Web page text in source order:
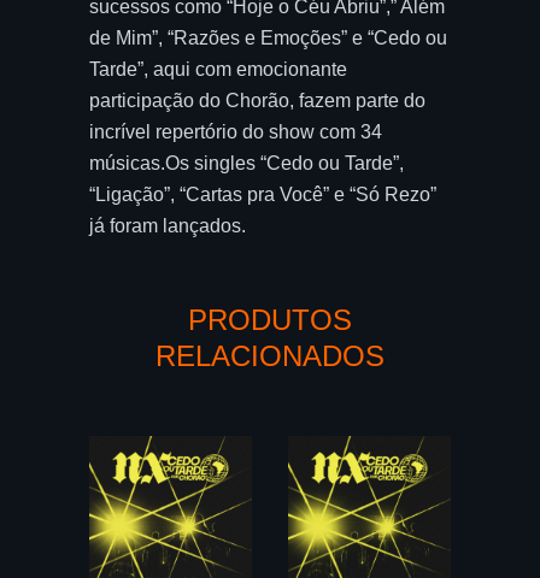
sucessos como “Hoje o Céu Abriu”,” Além
de Mim”, “Razões e Emoções” e “Cedo ou
Tarde”, aqui com emocionante
participação do Chorão, fazem parte do
incrível repertório do show com 34
músicas.Os singles “Cedo ou Tarde”,
“Ligação”, “Cartas pra Você” e “Só Rezo”
já foram lançados.
PRODUTOS
RELACIONADOS